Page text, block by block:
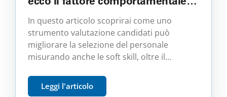
che può predire con l’82% di
accuratezza se un candidato
resterà davvero nel ruolo
In questo articolo scoprirai come uno
strumento valutazione candidati può
migliorare la selezione del personale
misurando anche le soft skill, oltre il
Leggi l'articolo